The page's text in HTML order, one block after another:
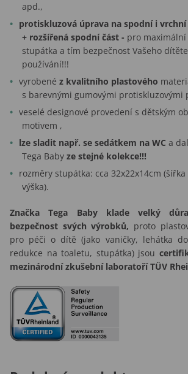
apd.,
protiskluzová úprava na spodní i vrchní
+ rozšířená spodní část - pro
stupátka a tím bezpečnost Vašeho
používání!!!
vyrobené z kvalitního plastového
s barevnými gumovými protiskluzovými
veselé designové provedení s dětským
motivem ,
lze sladit např. se sedátkem na WC a
Tega Baby ze stejné kolekce!!!
rozměry stupátka: cca 32x22x14cm
výška).
Značka Tega Baby klade velký
bezpečnost svých výrobků, proto
pro péči o dítě (jako vaničky, lehátka
redukce na toaletu, stupátka) jsou
mezinárodní zkušební laboratoří TÜV